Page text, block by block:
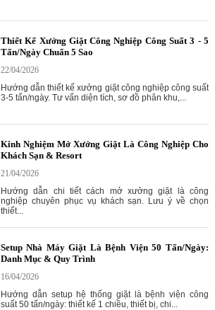
Thiết Kế Xưởng Giặt Công Nghiệp Công Suất 3 - 5
Tấn/Ngày Chuẩn 5 Sao
22/04/2026
Hướng dẫn thiết kế xưởng giặt công nghiệp công suất
3-5 tấn/ngày. Tư vấn diện tích, sơ đồ phân khu,...
Kinh Nghiệm Mở Xưởng Giặt Là Công Nghiệp Cho
Khách Sạn & Resort
21/04/2026
Hướng dẫn chi tiết cách mở xưởng giặt là công
nghiệp chuyên phục vụ khách sạn. Lưu ý về chọn
thiết...
Setup Nhà Máy Giặt Là Bệnh Viện 50 Tấn/Ngày:
Danh Mục & Quy Trình
16/04/2026
Hướng dẫn setup hệ thống giặt là bệnh viện công
suất 50 tấn/ngày: thiết kế 1 chiều, thiết bị, chi...